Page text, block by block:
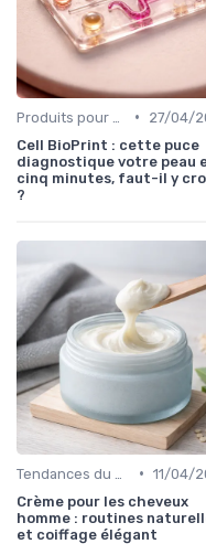
•
27/04/
Cell BioPrint : cette puce
diagnostique votre peau
cinq minutes, faut-il y
?
• 11/04/
Crème pour les cheveux
homme : routines
et coiffage élégant